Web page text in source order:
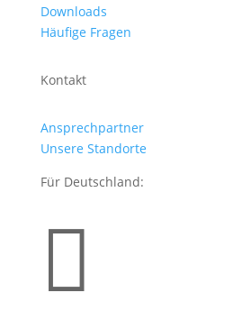
Downloads
Häufige Fragen
Kontakt
Ansprechpartner
Unsere Standorte
Für Deutschland:
